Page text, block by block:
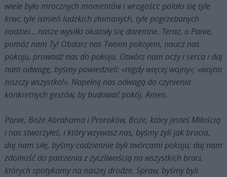
wiele było mrocznych momentów i wrogości; polało się tyle
krwi; tyle istnień ludzkich złamanych, tyle pogrzebanych
nadziei… nasze wysiłki okazały się daremne. Teraz, o Panie,
pomóż nam Ty! Obdarz nas Twoim pokojem, naucz nas
pokoju, prowadź nas do pokoju. Otwórz nam oczy i serca i daj
nam odwagę, byśmy powiedzieli: «nigdy więcej wojny»; «wojna
niszczy wszystko!». Napełnij nas odwagą do czynienia
konkretnych gestów, by budować pokój. Amen.
Panie, Boże Abrahama i Proroków, Boże, który jesteś Miłością
i nas stworzyłeś, i który wzywasz nas, byśmy żyli jak bracia,
daj nam siłę, byśmy codziennie byli twórcami pokoju; daj nam
zdolność do patrzenia z życzliwością na wszystkich braci,
których spotykamy na naszej drodze. Spraw, byśmy byli